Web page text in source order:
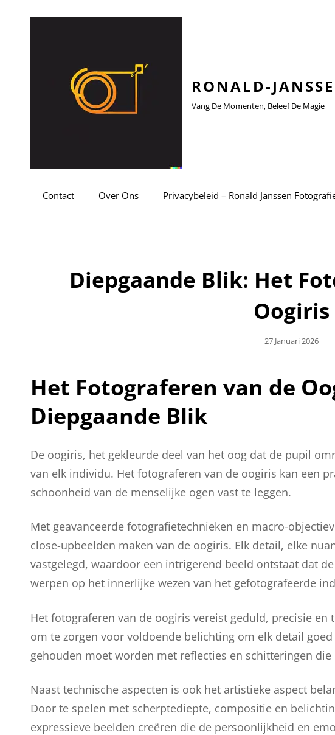
RONALD-
Vang De Momenten, Beleef De Magie
Contact Over Ons Privacybeleid – Ronald Janssen
Diepgaande Blik: Het
Oogiris
Geplaatst
27 Januari 2026
Het Fotograferen van de
Diepgaande Blik
De oogiris, het gekleurde deel van het oog dat de pupil
van elk individu. Het fotograferen van de oogiris kan een
schoonheid van de menselijke ogen vast te leggen.
Met geavanceerde fotografietechnieken en macro-
close-upbeelden maken van de oogiris. Elk detail, elke
vastgelegd, waardoor een intrigerend beeld ontstaat dat
werpen op het innerlijke wezen van het gefotografeerde
Het fotograferen van de oogiris vereist geduld, precisie
om te zorgen voor voldoende belichting om elk detail
gehouden moet worden met reflecties en schitteringen
Naast technische aspecten is ook het artistieke aspect
Door te spelen met scherptediepte, compositie en
expressieve beelden creëren die de persoonlijkheid en